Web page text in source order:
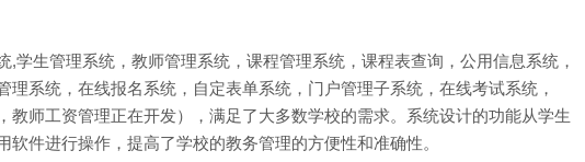
,学生管理系统，教师管理系统，课程管理系统，课程表查询，公用信息系统，
理系统，在线报名系统，自定表单系统，门户管理子系统，在线考试系统，
教师工资管理正在开发），满足了大多数学校的需求。系统设计的功能从学生
软件进行操作，提高了学校的教务管理的方便性和准确性。